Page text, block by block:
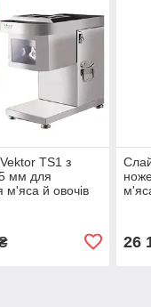
TS1 з
мм для
м'яса й овочів
26